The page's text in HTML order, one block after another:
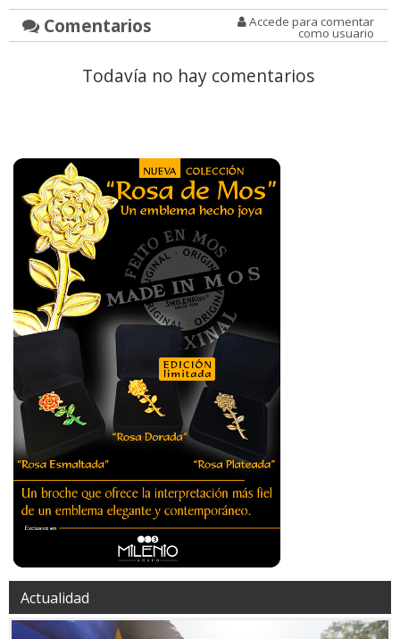
Comentarios Accede para comentar
como usuario
Todavía no hay comentarios
Actualidad